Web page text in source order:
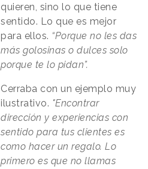
quieren, sino lo que tiene
sentido. Lo que es mejor
para ellos. “Porque no les das
más golosinas o dulces solo
porque te lo pidan”.
Cerraba con un ejemplo muy
ilustrativo. "Encontrar
dirección y experiencias con
sentido para tus clientes es
como hacer un regalo. Lo
primero es que no llamas